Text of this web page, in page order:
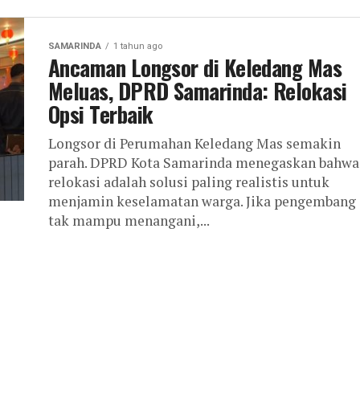
SAMARINDA 1 tahun ago
Ancaman Longsor di Keledang Mas
Meluas, DPRD Samarinda: Relokasi
Opsi Terbaik
Longsor di Perumahan Keledang Mas semakin
parah. DPRD Kota Samarinda menegaskan bahwa
relokasi adalah solusi paling realistis untuk
menjamin keselamatan warga. Jika pengembang
tak mampu menangani,...